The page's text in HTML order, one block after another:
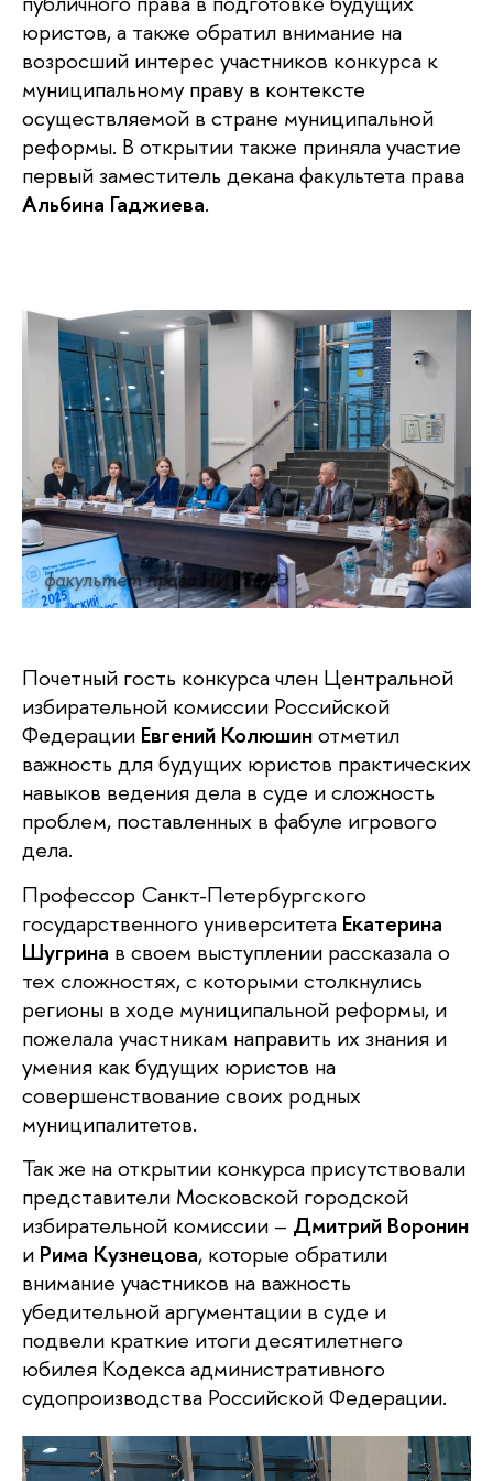
юристов, а также обратил внимание на
возросший интерес участников конкурса к
муниципальному праву в контексте
осуществляемой в стране муниципальной
реформы. В открытии также приняла участие
первый заместитель декана факультета права
Альбина Гаджиева.
факультет права НИУ ВШЭ
Почетный гость конкурса член Центральной
избирательной комиссии Российской
Федерации Евгений Колюшинотметил
важность для будущих юристов практических
навыков ведения дела в суде и сложность
проблем, поставленных в фабуле игрового
дела.
Профессор Санкт-Петербургского
государственного университета Екатерина
Шугрина в своем выступлении рассказала о
тех сложностях, с которыми столкнулись
регионы в ходе муниципальной реформы, и
пожелала участникам направить их знания и
умения как будущих юристов на
совершенствование своих родных
муниципалитетов.
Так же на открытии конкурса присутствовали
представители Московской городской
избирательной комиссии – Дмитрий Воронин
и Рима Кузнецова, которые обратили
внимание участников на важность
убедительной аргументации в суде и
подвели краткие итоги десятилетнего
юбилея Кодекса административного
судопроизводства Российской Федерации.